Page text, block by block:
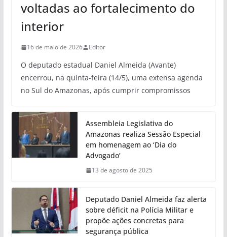
voltadas ao fortalecimento do
interior
16 de maio de 2026 Editor
O deputado estadual Daniel Almeida (Avante)
encerrou, na quinta-feira (14/5), uma extensa agenda
no Sul do Amazonas, após cumprir compromissos
Assembleia Legislativa do
Amazonas realiza Sessão Especial
em homenagem ao ‘Dia do
Advogado’
13 de agosto de 2025
Deputado Daniel Almeida faz alerta
sobre déficit na Polícia Militar e
propõe ações concretas para
segurança pública